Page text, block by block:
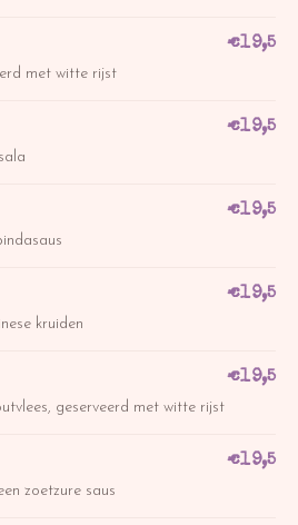
met witte rijst
€19,5
€19,5
€19,5
kruiden
€19,5
geserveerd met witte rijst
€19,5
zoetzure saus
€19,5